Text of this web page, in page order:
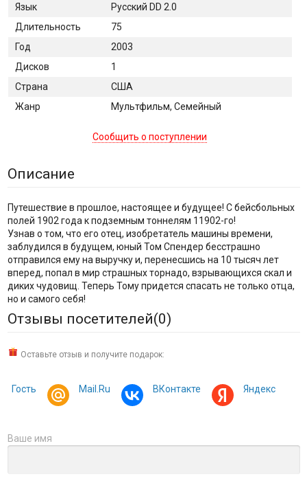
Язык
Русский DD 2.0
Длительность
75
Год
2003
Дисков
1
Страна
США
Жанр
Мультфильм, Семейный
Сообщить о поступлении
Описание
Путешествие в прошлое, настоящее и будущее! С бейсбольных
полей 1902 года к подземным тоннелям 11902-го!
Узнав о том, что его отец, изобретатель машины времени,
заблудился в будущем, юный Том Спендер бесстрашно
отправился ему на выручку и, перенесшись на 10 тысяч лет
вперед, попал в мир страшных торнадо, взрывающихся скал и
диких чудовищ. Теперь Тому придется спасать не только отца,
но и самого себя!
Отзывы посетителей(0)
Оставьте отзыв и получите подарок:
Гость Mail.Ru ВКонтакте Яндекс
Ваше имя